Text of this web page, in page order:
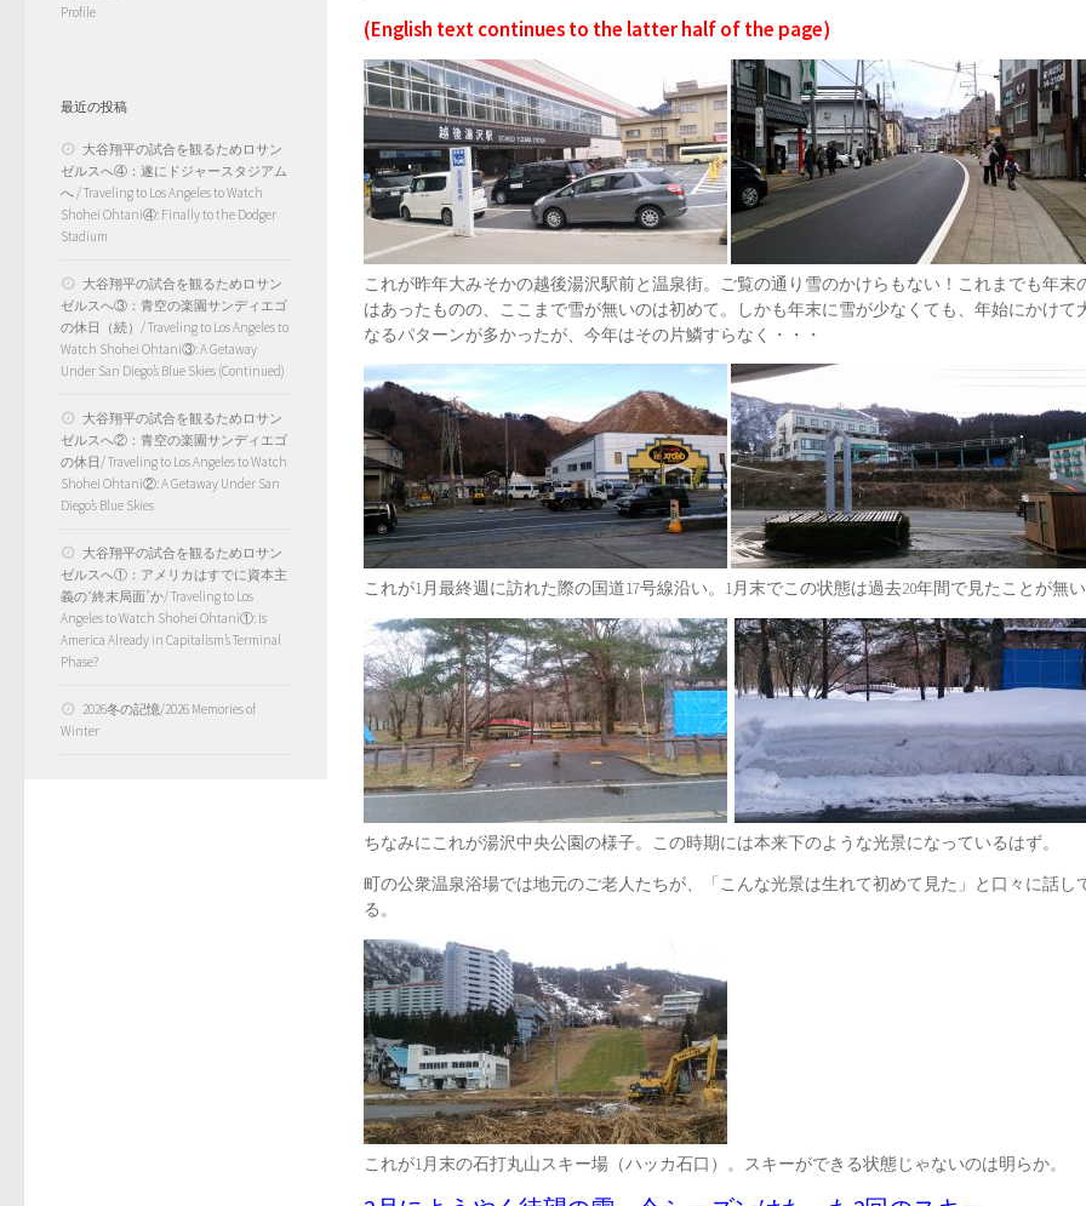
(English text continues to the latter half of the page)
これが昨年大みそかの越後湯沢駅前と温泉街。ご覧の通り雪のかけらもない！これまでも年末
はあったものの、ここまで雪が無いのは初めて。しかも年末に雪が少なくても、年始にかけて
なるパターンが多かったが、今年はその片鱗すらなく・・・
これが1月最終週に訪れた際の国道17号線沿い。1月末でこの状態は過去20年間で見たことが無
ちなみにこれが湯沢中央公園の様子。この時期には本来下のような光景になっているはず。
町の公衆温泉浴場では地元のご老人たちが、「こんな光景は生れて初めて見た」と口々に話し
る。
これが1月末の石打丸山スキー場（ハッカ石口）。スキーができる状態じゃないのは明らか。
Profile
最近の投稿
大谷翔平の試合を観るためロサン
ゼルスへ④：遂にドジャースタジアム
へ / Traveling to Los Angeles to Watch
Shohei Ohtani④: Finally to the Dodger
Stadium
大谷翔平の試合を観るためロサン
ゼルスへ③：青空の楽園サンディエゴ
の休日（続）/ Traveling to Los Angeles to
Watch Shohei Ohtani③: A Getaway
Under San Diego’s Blue Skies (Continued)
大谷翔平の試合を観るためロサン
ゼルスへ②：青空の楽園サンディエゴ
の休日/ Traveling to Los Angeles to Watch
Shohei Ohtani②: A Getaway Under San
Diego’s Blue Skies
大谷翔平の試合を観るためロサン
ゼルスへ①：アメリカはすでに資本主
義の“終末局面”か/ Traveling to Los
Angeles to Watch Shohei Ohtani①: Is
America Already in Capitalism’s Terminal
Phase?
2026冬の記憶/2026 Memories of
Winter